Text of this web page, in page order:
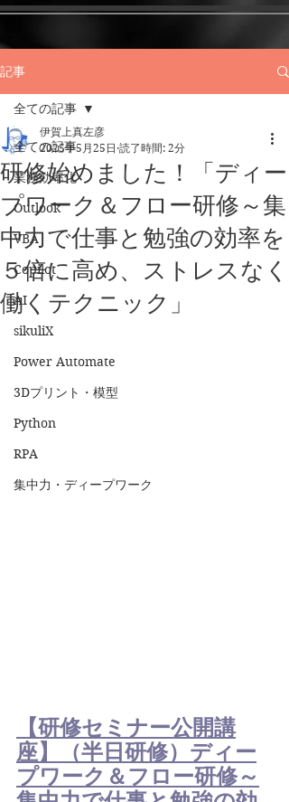
記事
全ての記事
業務効率化
Outlook
VBA
Copilot
AI
sikuliX
Power Automate
3Dプリント・模型
Python
RPA
集中力・ディープワーク
全ての記事
研修始めました！「ディー
プワーク＆フロー研修～集
中力で仕事と勉強の効率を
５倍に高め、ストレスなく
働くテクニック」
伊賀上真左彦
2025年5月25日 読了時間: 2分
【研修セミナー公開講
座】（半日研修）ディー
プワーク＆フロー研修～